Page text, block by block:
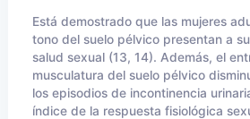
Está demostrado que las mujeres
tono del suelo pélvico presentan a
salud sexual (13, 14). Además, el
musculatura del suelo pélvico
los episodios de incontinencia
índice de la respuesta fisiológica